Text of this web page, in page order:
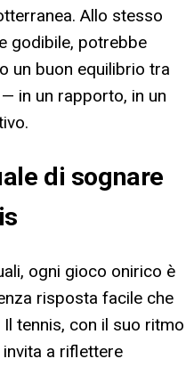
Allo stesso
godibile, potrebbe
un buon equilibrio tra
in un rapporto, in un
di sognare
ogni gioco onirico è
risposta facile che
tennis, con il suo ritmo
a riflettere